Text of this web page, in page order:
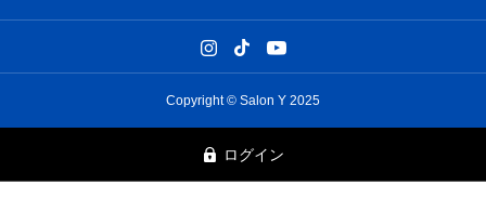
Copyright © Salon Y 2025
ログイン